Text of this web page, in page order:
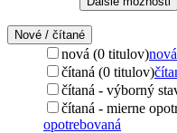
Nové / čítané
nová (0 titulov)nová
čítaná (0 titulov)
čítaná - výborný
čítaná - mierne
opotrebovaná